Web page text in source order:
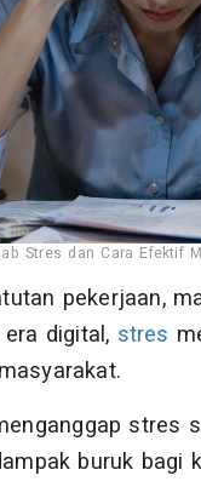
Stres dan Cara Efektif
pekerjaan,
digital, stres
stres
buruk